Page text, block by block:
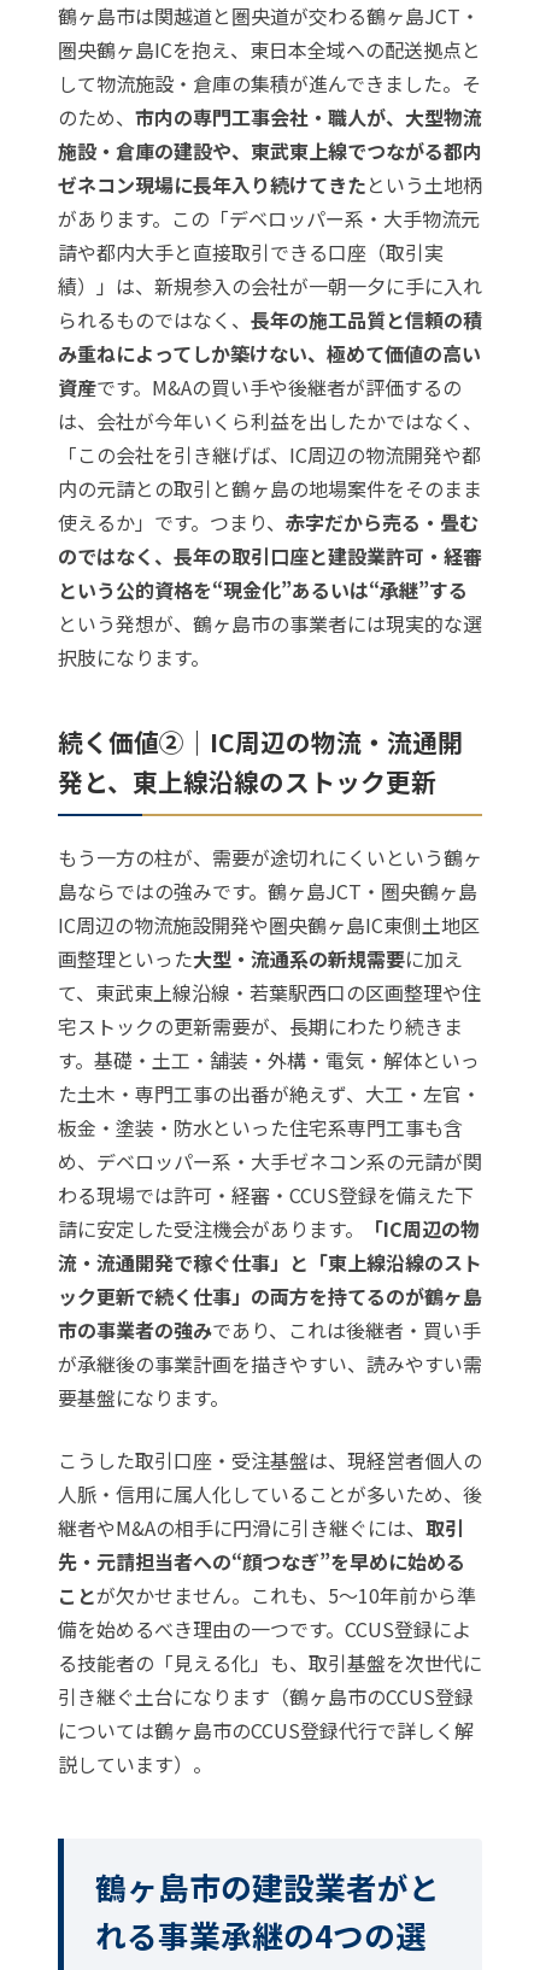
鶴ヶ島市は関越道と圏央道が交わる鶴ヶ島JCT・
圏央鶴ヶ島ICを抱え、東日本全域への配送拠点と
して物流施設・倉庫の集積が進んできました。そ
のため、 市内の専門工事会社・職人が、大型物流
施設・倉庫の建設や、東武東上線でつながる都内
ゼネコン現場に長年入り続けてきたという土地柄
があります。この「デベロッパー系・大手物流元
請や都内大手と直接取引できる口座（取引実
績）」は、新規参入の会社が一朝一夕に手に入れ
られるものではなく、 長年の施工品質と信頼の積
み重ねによってしか築けない、極めて価値の高い
資産です。M&Aの買い手や後継者が評価するの
は、会社が今年いくら利益を出したかではなく、
「この会社を引き継げば、IC周辺の物流開発や都
内の元請との取引と鶴ヶ島の地場案件をそのまま
使えるか」です。つまり、 赤字だから売る・畳む
のではなく、長年の取引口座と建設業許可・経審
という公的資格を“現金化”あるいは“承継”する
という発想が、鶴ヶ島市の事業者には現実的な選
択肢になります。
続く価値②｜IC周辺の物流・流通開
発と、東上線沿線のストック更新
もう一方の柱が、需要が途切れにくいという鶴ヶ
島ならではの強みです。鶴ヶ島JCT・圏央鶴ヶ島
IC周辺の物流施設開発や圏央鶴ヶ島IC東側土地区
画整理といった大型・流通系の新規需要に加え
て、東武東上線沿線・若葉駅西口の区画整理や住
宅ストックの更新需要が、長期にわたり続きま
す。基礎・土工・舗装・外構・電気・解体といっ
た土木・専門工事の出番が絶えず、大工・左官・
板金・塗装・防水といった住宅系専門工事も含
め、デベロッパー系・大手ゼネコン系の元請が関
わる現場では許可・経審・CCUS登録を備えた下
請に安定した受注機会があります。
「IC周辺の物
流・流通開発で稼ぐ仕事」と「東上線沿線のスト
ック更新で続く仕事」の両方を持てるのが鶴ヶ島
市の事業者の強みであり、これは後継者・買い手
が承継後の事業計画を描きやすい、読みやすい需
要基盤になります。
こうした取引口座・受注基盤は、現経営者個人の
人脈・信用に属人化していることが多いため、後
継者やM&Aの相手に円滑に引き継ぐには、 取引
先・元請担当者への“顔つなぎ”を早めに始める
ことが欠かせません。これも、5〜10年前から準
備を始めるべき理由の一つです。CCUS登録によ
る技能者の「見える化」も、取引基盤を次世代に
引き継ぐ土台になります（鶴ヶ島市のCCUS登録
については鶴ヶ島市のCCUS登録代行で詳しく解
説しています）。
鶴ヶ島市の建設業者がと
れる事業承継の4つの選